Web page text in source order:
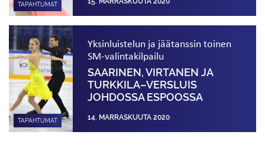
TAPAHTUMAT
TAPAHTUMAT
Yksinluistelun ja jäätanssin toinen
SM-valintakilpailu
SAARINEN, VIRTANEN JA
TURKKILA–VERSLUIS
JOHDOSSA ESPOOSSA
14. MARRASKUUTA 2020